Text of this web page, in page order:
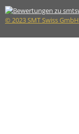
© 2023 SMT Swiss GmbH